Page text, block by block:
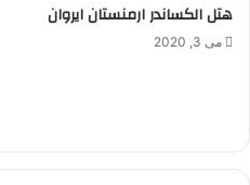
هتل الکساندر ارمنستان ایروان
می 3, 2020